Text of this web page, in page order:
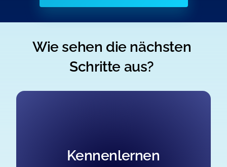
Wie sehen die nächsten
Schritte aus?
Kennenlernen